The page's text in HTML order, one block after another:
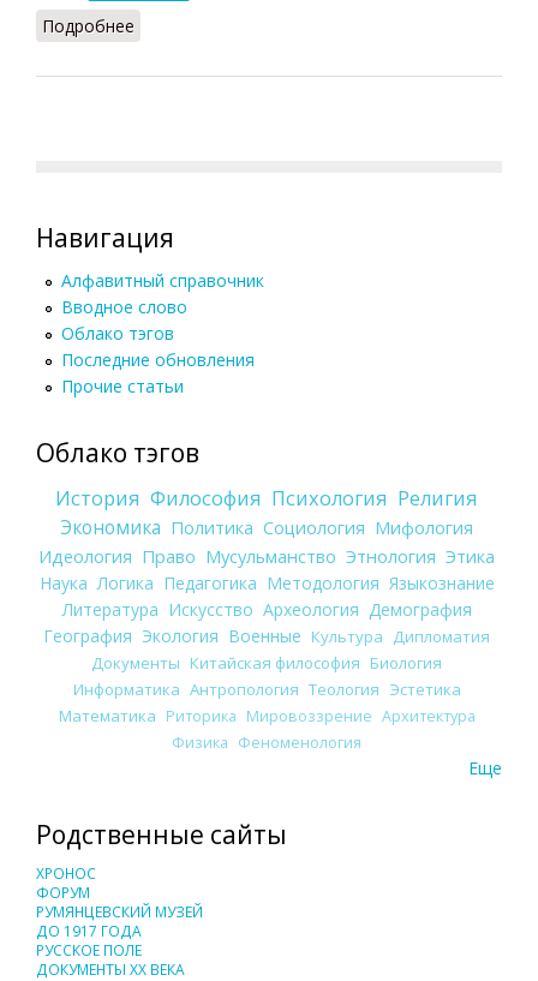
Подробнее
Навигация
Алфавитный справочник
Вводное слово
Облако тэгов
Последние обновления
Прочие статьи
Облако тэгов
История Философия Психология Религия
Экономика Политика Социология Мифология
Идеология Право Мусульманство Этнология Этика
Наука Логика Педагогика Методология Языкознание
Литература Искусство Археология Демография
География Экология Военные Культура
Дипломатия
Документы Китайская философия Биология
Информатика Антропология Теология Эстетика
Математика Риторика Мировоззрение Архитектура
Физика Феноменология
Еще
Родственные сайты
ХРОНОС
ФОРУМ
РУМЯНЦЕВСКИЙ МУЗЕЙ
ДО 1917 ГОДА
РУССКОЕ ПОЛЕ
ДОКУМЕНТЫ XX ВЕКА